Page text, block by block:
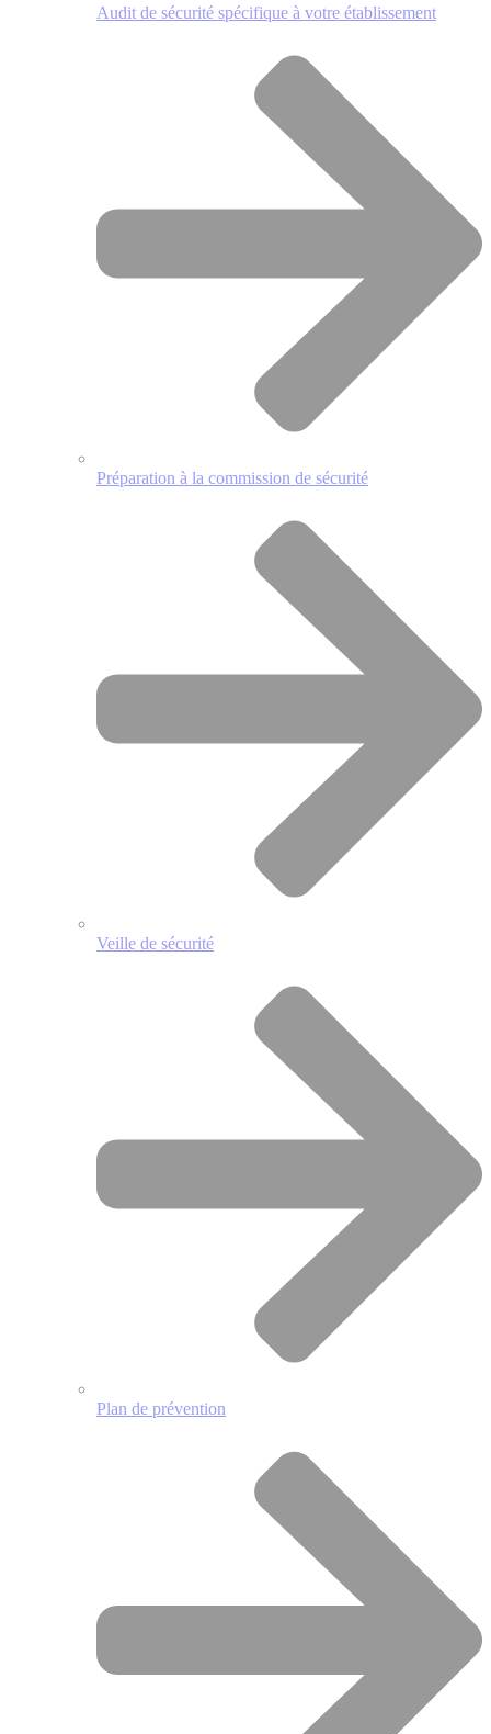
Audit de sécurité spécifique à votre établissement
Préparation à la commission de sécurité
Veille de sécurité
Plan de prévention